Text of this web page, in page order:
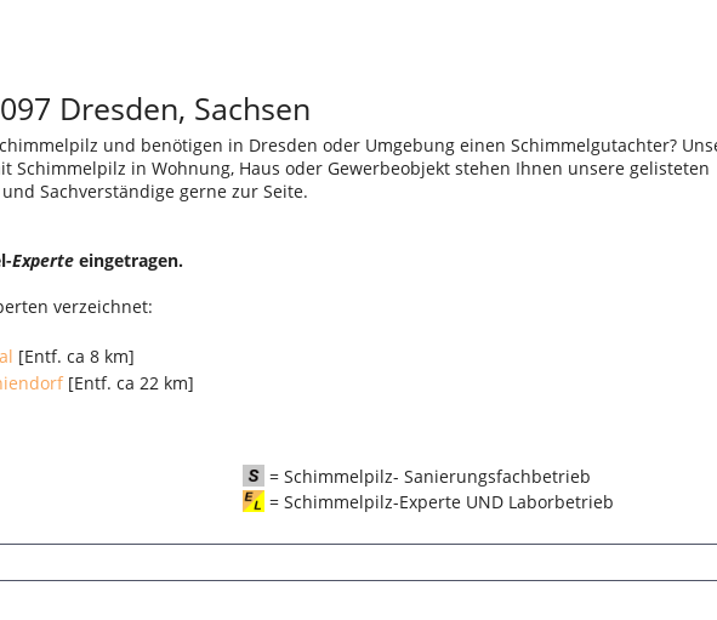
Dresden, Sachsen
und benötigen in Dresden oder Umgebung einen Schimmelgutachter?
Schimmelpilz in Wohnung, Haus oder Gewerbeobjekt stehen Ihnen unsere gelisteten
Sachverständige gerne zur Seite.
Experte eingetragen.
verzeichnet:
[Entf. ca 8 km]
[Entf. ca 22 km]
= Schimmelpilz- Sanierungsfachbetrieb
= Schimmelpilz-Experte UND Laborbetrieb